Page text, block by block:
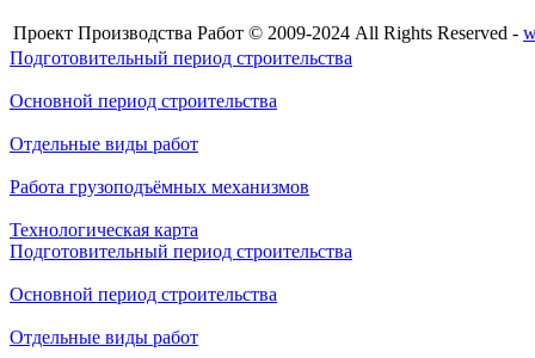
Проект Производства Работ © 2009-2024 All Rights Reserved -
Подготовительный период строительства
Основной период строительства
Отдельные виды работ
Работа грузоподъёмных механизмов
Технологическая карта
Подготовительный период строительства
Основной период строительства
Отдельные виды работ